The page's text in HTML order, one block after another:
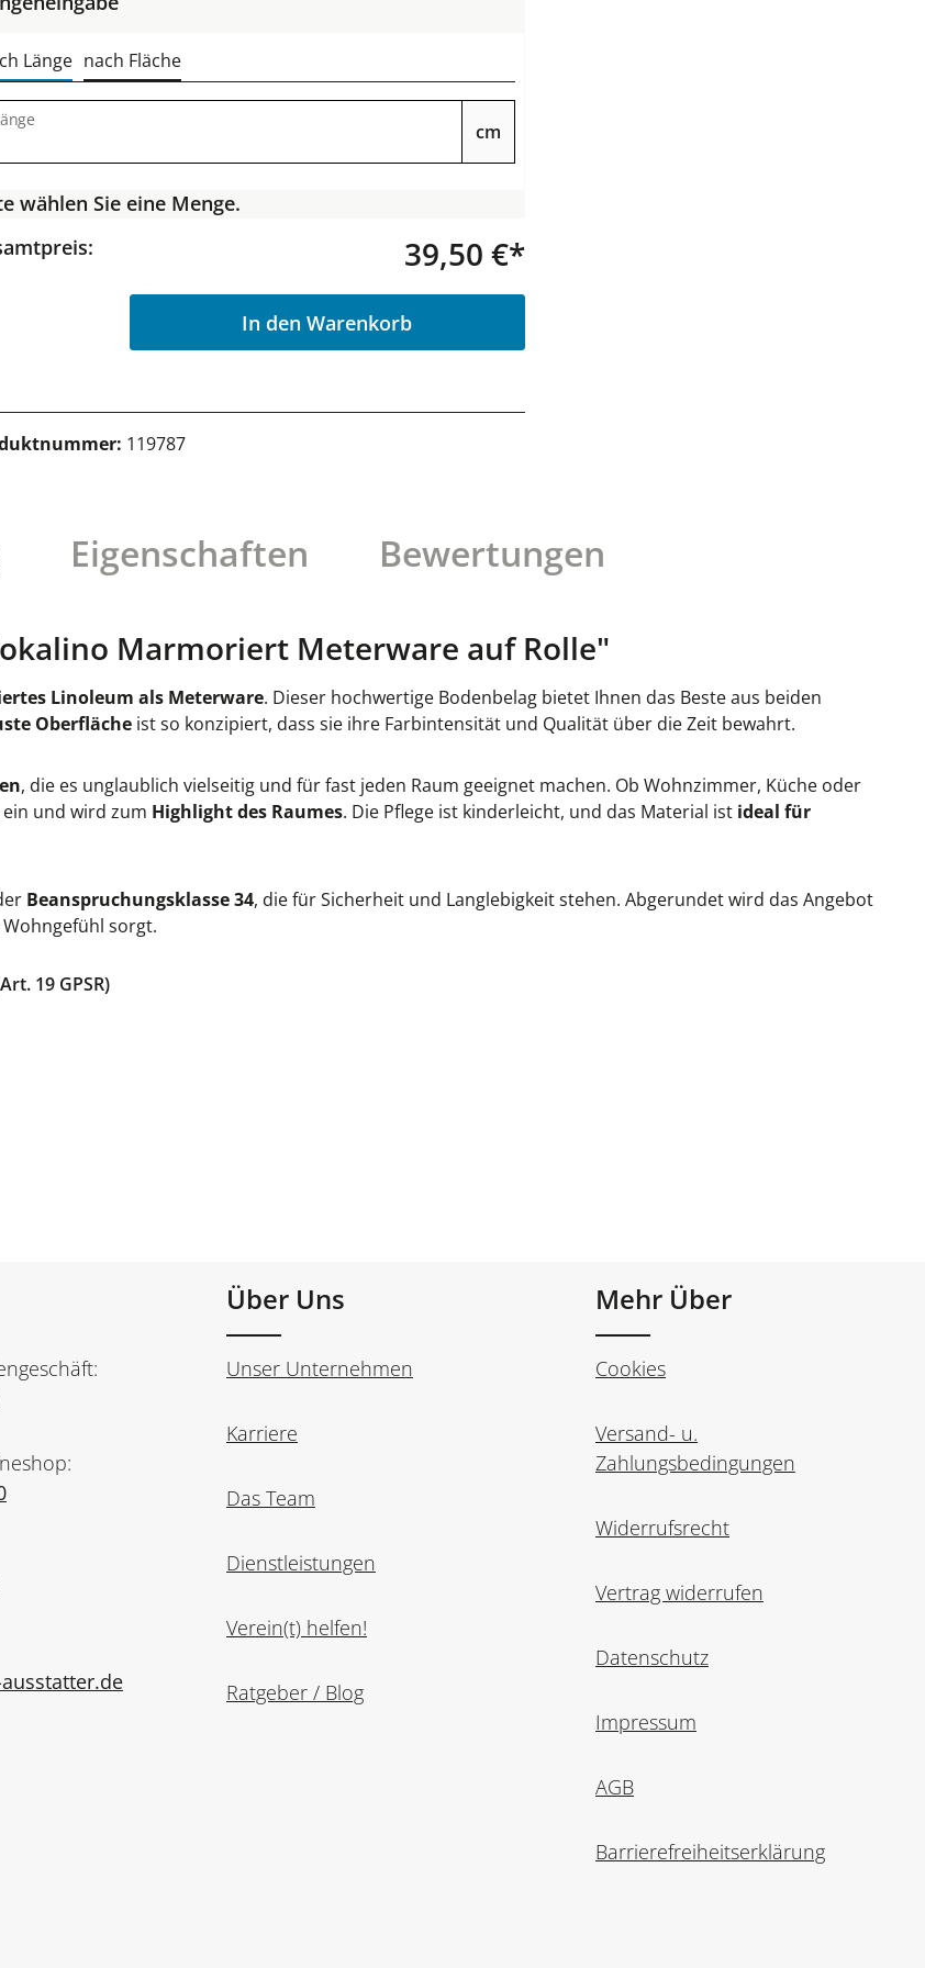
Länge nach Fläche
cm
wählen Sie eine Menge.
39,50 €*
In den Warenkorb
119787
Eigenschaften Bewertungen
Marmoriert Meterware auf Rolle"
Linoleum als Meterware. Dieser hochwertige Bodenbelag bietet Ihnen das Beste aus beiden
Oberfläche ist so konzipiert, dass sie ihre Farbintensität und Qualität über die Zeit bewahrt.
, die es unglaublich vielseitig und für fast jeden Raum geeignet machen. Ob Wohnzimmer, Küche oder
und wird zum Highlight des Raumes. Die Pflege ist kinderleicht, und das Material ist ideal für
Beanspruchungsklasse 34, die für Sicherheit und Langlebigkeit stehen. Abgerundet wird das Angebot
sorgt.
19 GPSR)
Über Uns
Unser Unternehmen
Karriere
Das Team
Dienstleistungen
Verein(t) helfen!
Ratgeber / Blog
Mehr Über
Cookies
Versand- u.
Zahlungsbedingungen
Widerrufsrecht
Vertrag widerrufen
Datenschutz
Impressum
AGB
Barrierefreiheitserklärung